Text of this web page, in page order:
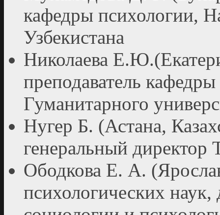
кафедры психологии,
Узбекистана
Николаева
преподаватель
Гуманитарного
Нугер Б. (Астана,
генеральный
Ободкова Е. А.
психологических